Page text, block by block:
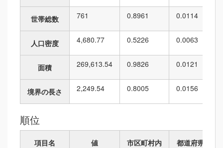
世帯総数 761 0.8961 0.0114
人口密度 4,680.77 0.5226 0.0063
面積 269,613.54 0.9826 0.0121
境界の長さ 2,249.54 0.8005 0.0156
順位
項目名 値 市区町村内 都道府県内